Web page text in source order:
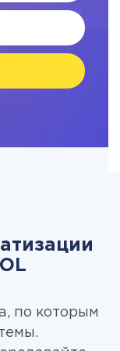
по которым